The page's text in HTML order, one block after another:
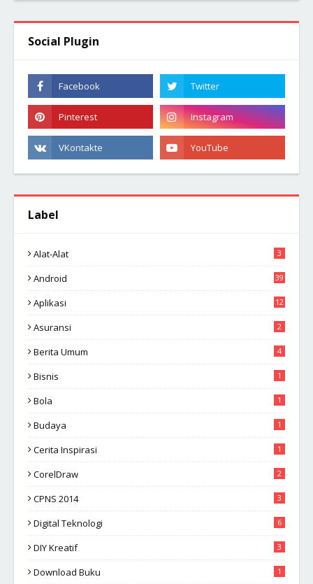
Social Plugin
Label
Alat-Alat 3
Android 39
Aplikasi 12
Asuransi 2
Berita Umum 4
Bisnis 1
Bola 1
Budaya 1
Cerita Inspirasi 1
CorelDraw 2
CPNS 2014 3
Digital Teknologi 6
DIY Kreatif 3
Download Buku 1